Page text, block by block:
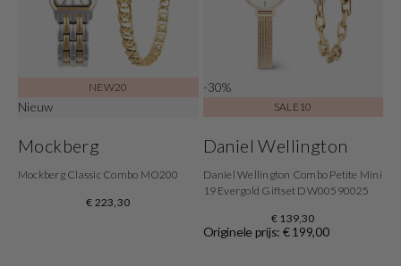
NEW20
Nieuw
Mockberg
Mockberg Classic Combo MO200
€ 223,30
-30%
SALE10
Daniel Wellington
Daniel Wellington Combo Petite Mini
19 Evergold Giftset DW00590025
€ 139,30
Originele prijs: € 199,00